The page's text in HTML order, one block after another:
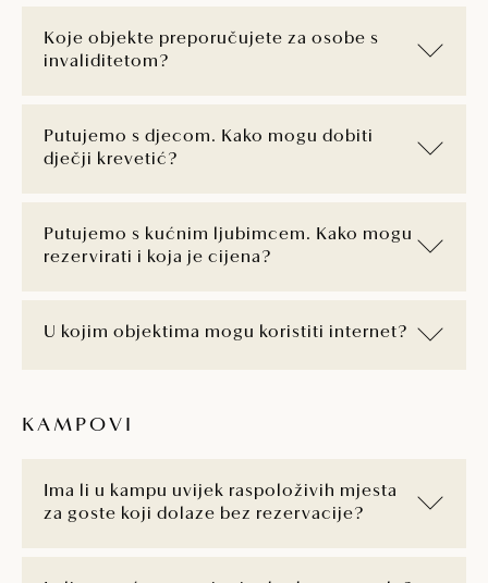
Koje objekte preporučujete za osobe s
invaliditetom?
Putujemo s djecom. Kako mogu dobiti
dječji krevetić?
Putujemo s kućnim ljubimcem. Kako mogu
rezervirati i koja je cijena?
U kojim objektima mogu koristiti internet?
KAMPOVI
Ima li u kampu uvijek raspoloživih mjesta
za goste koji dolaze bez rezervacije?